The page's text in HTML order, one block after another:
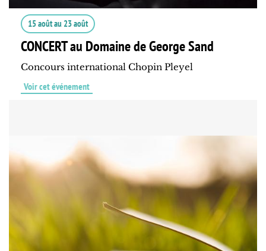
15 aoûtau 23 août
CONCERT au Domaine de George Sand
Concours international Chopin Pleyel
Voir cet événement